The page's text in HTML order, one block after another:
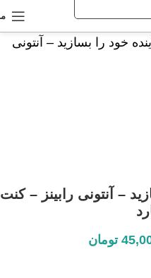
خود را بسازید – آنتونی
– آنتونی رابینز – کنت
تومان